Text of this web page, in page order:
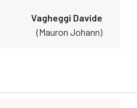
Vagheggi Davide
(Mauron Johann)